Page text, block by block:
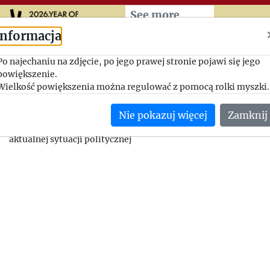
Przeskocz do treści
See more
Pytania do artykułu o
prasie angielskiej
1984-01-03, Radosław Sikorski - Jerzy Giedroyc
Lista pytań do Redaktora na temat jego punktu widzenia
aktualnej sytuacji politycznej
najechaniu na zdjęcie, po jego prawej stronie pojawi się jego
powiększenia można regulować z pomocą rolki myszki.
Nie pokazuj więcej Zamknij